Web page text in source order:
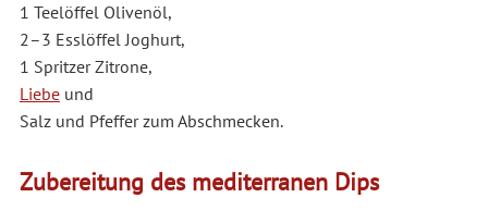
1 Teelöffel Olivenöl,
2–3 Esslöffel Joghurt,
1 Spritzer Zitrone,
Liebeund
Salz und Pfeffer zum Abschmecken.
Zubereitung des mediterranen Dips